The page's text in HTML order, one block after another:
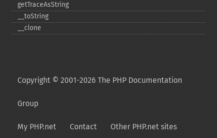
getTraceAsString
_​_​toString
_​_​clone
Copyright © 2001-2026 The PHP Documentation
Group
My PHP.net Contact Other PHP.net sites